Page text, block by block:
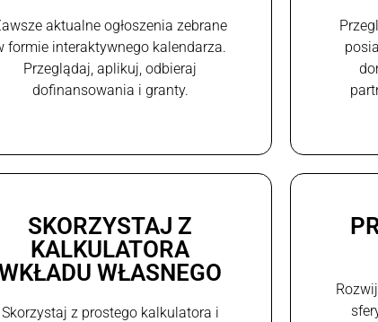
aktualne ogłoszenia zebrane
formie interaktywnego kalendarza.
Przeglądaj, aplikuj, odbieraj
dofinansowania i granty.
SKORZYSTAJ Z
KALKULATORA
WŁASNEGO
Skorzystaj z prostego kalkulatora i